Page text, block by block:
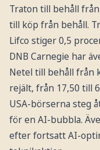
Traton till behåll
till köp från behåll.
Lifco stiger 0,5
DNB Carnegie har
Netel till behåll från
rejält, från 17,50 till
USA-börserna steg
för en AI-bubbla.
efter fortsatt AI-